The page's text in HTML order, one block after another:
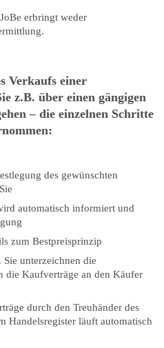
erbringt weder
Verkaufs einer
z.B. über einen gängigen
– die einzelnen Schritte
des gewünschten
automatisch informiert und
zum Bestpreisprinzip
unterzeichnen die
die Kaufverträge an den Käufer
durch den Treuhänder des
Handelsregister läuft automatisch